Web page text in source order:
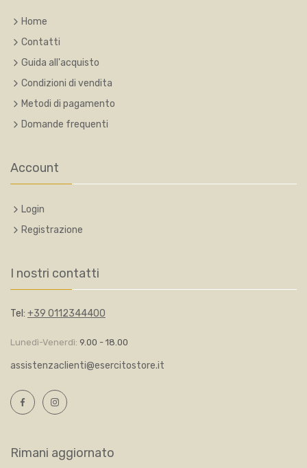
Home
Contatti
Guida all'acquisto
Condizioni di vendita
Metodi di pagamento
Domande frequenti
Account
Login
Registrazione
I nostri contatti
Tel: +39 0112344400
Lunedì-Venerdì: 9.00 - 18.00
assistenzaclienti@esercitostore.it
Rimani aggiornato